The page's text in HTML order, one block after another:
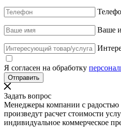
Ваше
Я согласен на обработку
Задать вопрос
Менеджеры компании с радостью
произведут расчет стоимости
индивидуальное коммерческое